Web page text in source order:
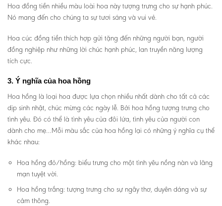
Hoa đồng tiền nhiều màu loài hoa này tượng trưng cho sự hạnh phúc.
Nó mang đến cho chúng ta sự tươi sáng và vui vẻ.
Hoa cúc đồng tiền thích hợp gửi tặng đến những người bạn, người
đồng nghiệp như những lời chúc hạnh phúc, lan truyền năng lượng
tích cực.
3. Ý nghĩa của hoa hồng
Hoa hồng là loại hoa được lựa chọn nhiều nhất dành cho tất cả các
dịp sinh nhật, chúc mừng các ngày lễ. Bởi hoa hồng tượng trưng cho
tình yêu. Đó có thể là tình yêu của đôi lứa, tình yêu của người con
dành cho mẹ…Mỗi màu sắc của hoa hồng lại có những ý nghĩa cụ thể
khác nhau:
Hoa hồng đỏ/hồng: biểu trưng cho một tình yêu nồng nàn và lãng
mạn tuyệt vời.
Hoa hồng trắng: tượng trưng cho sự ngây thơ, duyên dáng và sự
cảm thông.